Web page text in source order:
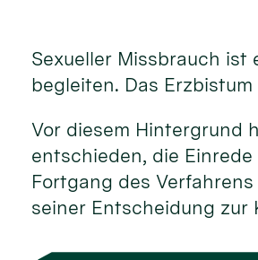
Sexueller Missbrauch
begleiten. Das
Vor diesem Hintergrund
entschieden, die
Fortgang des
seiner Entscheidung zur